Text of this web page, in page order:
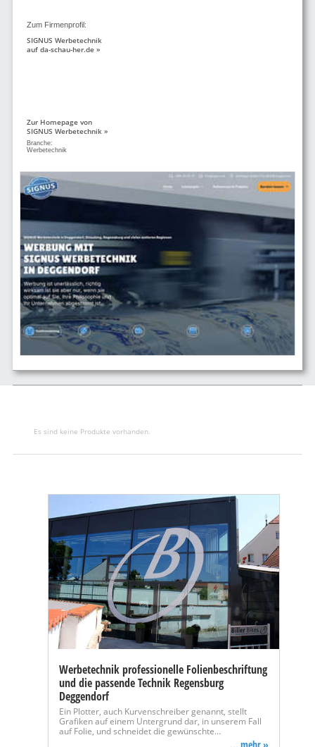
Zum Firmenprofil:
SIGNUS Werbetechnik
auf da-schau-her.de »
Zur Homepage von
SIGNUS Werbetechnik »
Branche:
Werbetechnik
Es sind keine Produkte vorhanden.
Werbetechnik professionelle Folienbeschriftung
und die passende Technik Regensburg
Deggendorf
Ein Plotter, auch Kurvenschreiber genannt, stellt
Grafiken auf einem Untergrund dar, in unserem Fall
auf Folie, und schneidet die gewünschte…